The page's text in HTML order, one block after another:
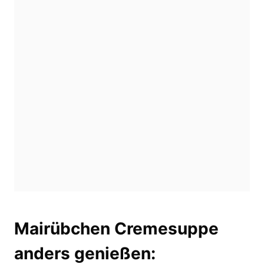
Mairübchen Cremesuppe
anders genießen: